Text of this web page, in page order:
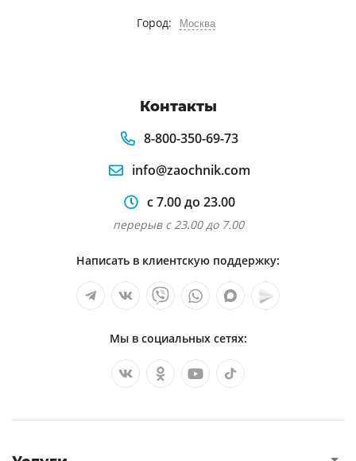
обоснования внедрения технологической
инновации (на примере предприятия). заказ:
инновации как отражение комплексного
подхода к инновационной деятельности
Внедрение электронного меню в
Значение товарного знака в продвижении
организации в условиях инновации
инновационного менеджмента. основные
Город: Москва
Контакты
8-800-350-69-73
info@zaochnik.com
с 7.00 до 23.00
перерыв с 23.00 до 7.00
Написать в клиентскую поддержку:
Мы в социальных сетях: